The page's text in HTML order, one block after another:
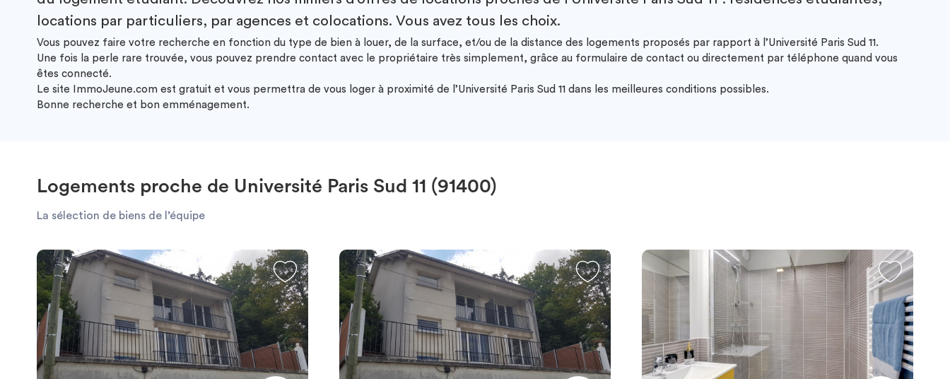
locations par particuliers, par agences et colocations. Vous avez tous les choix.
Vous pouvez faire votre recherche en fonction du type de bien à louer, de la surface, et/ou de la distance des logements proposés par rapport à l’Université Paris Sud 11.
Une fois la perle rare trouvée, vous pouvez prendre contact avec le propriétaire très simplement, grâce au formulaire de contact ou directement par téléphone quand vous
êtes connecté.
Le site ImmoJeune.com est gratuit et vous permettra de vous loger à proximité de l’Université Paris Sud 11 dans les meilleures conditions possibles.
Bonne recherche et bon emménagement.
Logements proche de Université Paris Sud 11 (91400)
La sélection de biens de l’équipe